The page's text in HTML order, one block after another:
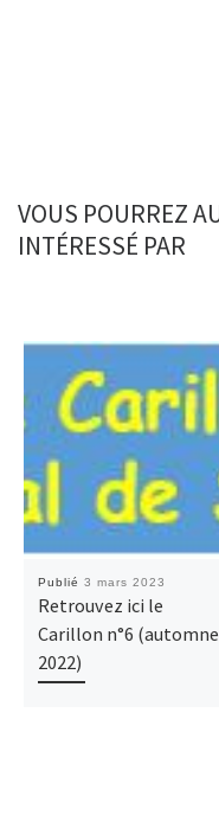
VOUS POURREZ
INTÉRESSÉ PAR
Publié 3 mars 2023
Retrouvez ici le
Carillon n°6 (automne
2022)